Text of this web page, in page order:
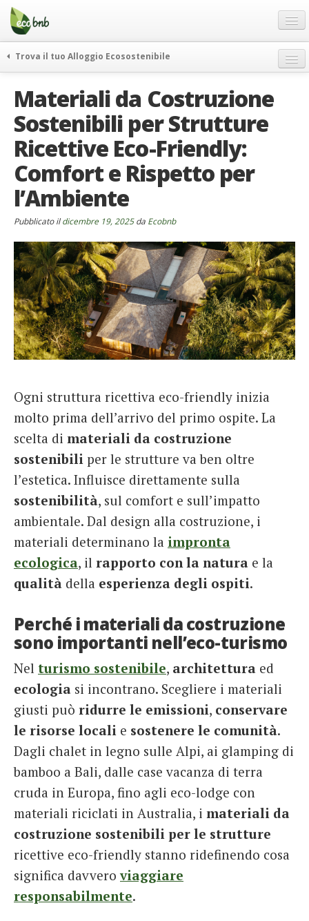
Menu
Salta
contenuto
Offerte Speciali
Regali
FAQ
Chi Siamo
Partner
Contatti
Italiano
German
English
Spanish
French
Italiano
Trova il tuo Alloggio Ecosostenibile
itinerari
curiosità
vivere e viaggiare verde
news ed eventi
ecohotel
rassegna stampa
Materiali da Costruzione
Sostenibili per Strutture
Ricettive Eco-Friendly:
Comfort e Rispetto per
l’Ambiente
Pubblicato ildicembre 19, 2025da Ecobnb
Ogni struttura ricettiva eco-friendly inizia
molto prima dell’arrivo del primo ospite. La
scelta di materiali da costruzione
sostenibili per le strutture va ben oltre
l’estetica. Influisce direttamente sulla
sostenibilità, sul comfort e sull’impatto
ambientale. Dal design alla costruzione, i
materiali determinano la impronta
ecologica, il rapporto con la natura e la
qualità della esperienza degli ospiti.
Perché i materiali da costruzione
sono importanti nell’eco-turismo
Nel turismo sostenibile, architettura ed
ecologia si incontrano. Scegliere i materiali
giusti può ridurre le emissioni, conservare
le risorse locali e sostenere le comunità.
Dagli chalet in legno sulle Alpi, ai glamping di
bamboo a Bali, dalle case vacanza di terra
cruda in Europa, fino agli eco-lodge con
materiali riciclati in Australia, i materiali da
costruzione sostenibili per le strutture
ricettive eco-friendly stanno ridefinendo cosa
significa davveroviaggiare
responsabilmente.